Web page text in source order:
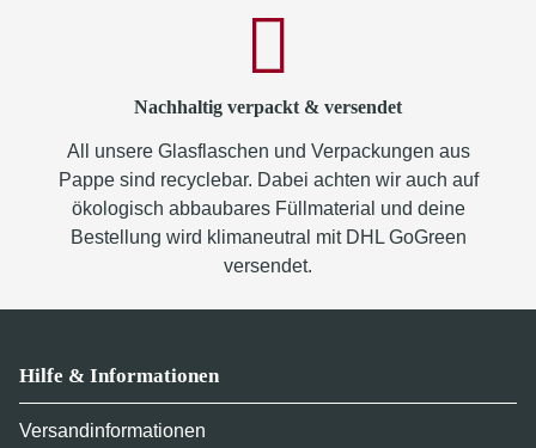
Nachhaltig verpackt & versendet
All unsere Glasflaschen und Verpackungen aus
Pappe sind recyclebar. Dabei achten wir auch auf
ökologisch abbaubares Füllmaterial und deine
Bestellung wird klimaneutral mit DHL GoGreen
versendet.
Hilfe & Informationen
Versandinformationen